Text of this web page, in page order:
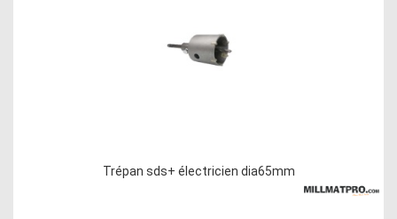
Trépan sds+ électricien dia65mm